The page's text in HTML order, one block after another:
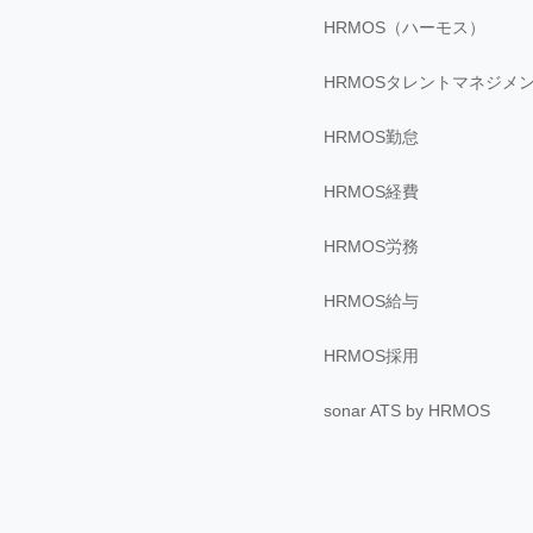
HRMOS（ハーモス）
HRMOSタレントマネジメ
HRMOS勤怠
HRMOS経費
HRMOS労務
HRMOS給与
HRMOS採用
sonar ATS by HRMOS